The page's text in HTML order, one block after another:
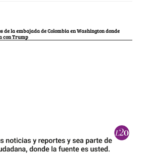
de la embajada de Colombia en Washington donde
con Trump